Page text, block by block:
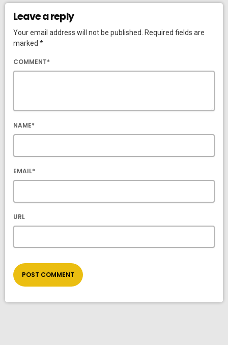
Leave a reply
Your email address will not be published. Required fields are
marked *
COMMENT*
NAME*
EMAIL*
URL